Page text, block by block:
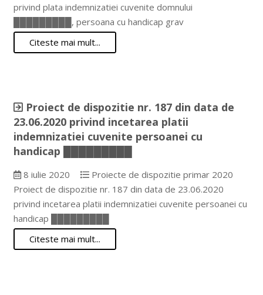
privind plata indemnizatiei cuvenite domnului
█████████, persoana cu handicap grav
Citeste mai mult...
Proiect de dispozitie nr. 187 din data de
23.06.2020 privind incetarea platii
indemnizatiei cuvenite persoanei cu
handicap █████████
8 iulie 2020
Proiecte de dispozitie primar 2020
Proiect de dispozitie nr. 187 din data de 23.06.2020
privind incetarea platii indemnizatiei cuvenite persoanei cu
handicap █████████
Citeste mai mult...